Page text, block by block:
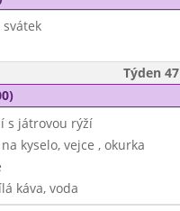
Týden 47
s játrovou rýží
kyselo, vejce , okurka
káva, voda